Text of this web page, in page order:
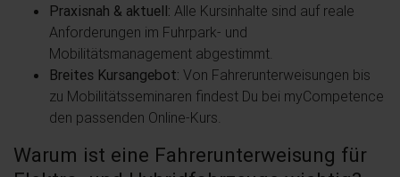
Praxisnah & aktuell: Alle Kursinhalte sind auf reale
Anforderungen im Fuhrpark- und
Mobilitätsmanagement abgestimmt.
Breites Kursangebot: Von Fahrerunterweisungen bis
zu Mobilitätsseminaren findest Du bei myCompetence
den passenden Online-Kurs.
Warum ist eine Fahrerunterweisung für